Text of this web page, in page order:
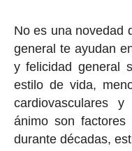
No es una novedad
general te ayudan
y felicidad general
estilo de vida,
cardiovasculares
ánimo son factores
durante décadas,